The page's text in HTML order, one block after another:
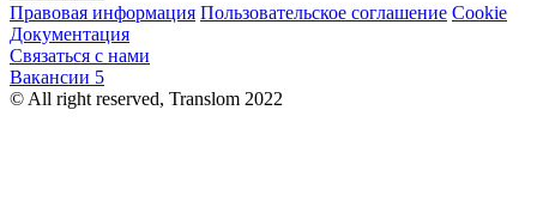
Правовая информация Пользовательское соглашение Cookie
Документация
Связаться с нами
Вакансии 5
© All right reserved, Translom 2022